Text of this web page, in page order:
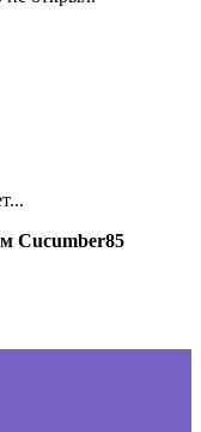
Cucumber85